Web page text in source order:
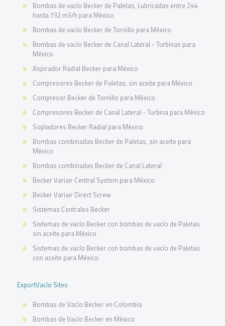
Bombas de vacío Becker de Paletas, Lubricadas entre 244
hasta 732 m3/h para México
Bombas de vacío Becker de Tornillo para México
Bombas de vacío Becker de Canal Lateral - Turbinas para
México
Aspirador Radial Becker para México
Compresores Becker de Paletas, sin aceite para México
Compresor Becker de Tornillo para México
Compresores Becker de Canal Lateral - Turbina para México
Sopladores Becker Radial para México
Bombas combinadas Becker de Paletas, sin aceite para
México
Bombas combinadas Becker de Canal Lateral
Becker Variair Central System para México
Becker Variair Direct Screw
Sistemas Centrales Becker
Sistemas de vacío Becker con bombas de vacío de Paletas
sin aceite para México
Sistemas de vacío Becker con bombas de vacío de Paletas
con aceite para México
ExportVacío Sites
Bombas de Vacío Becker en Colombia
Bombas de Vacío Becker en México